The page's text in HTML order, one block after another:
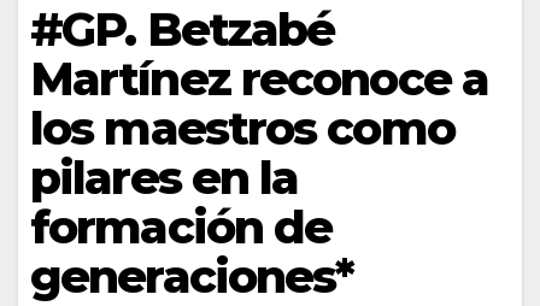
#GP. Betzabé
Martínez reconoce a
los maestros como
pilares en la
formación de
generaciones*